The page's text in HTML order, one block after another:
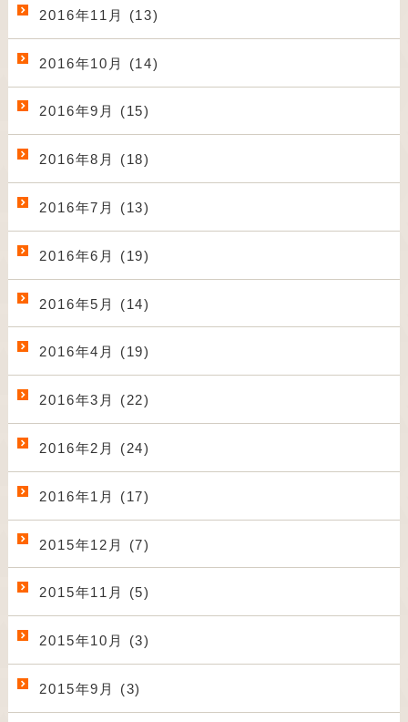
2016年11月 (13)
2016年10月 (14)
2016年9月 (15)
2016年8月 (18)
2016年7月 (13)
2016年6月 (19)
2016年5月 (14)
2016年4月 (19)
2016年3月 (22)
2016年2月 (24)
2016年1月 (17)
2015年12月 (7)
2015年11月 (5)
2015年10月 (3)
2015年9月 (3)